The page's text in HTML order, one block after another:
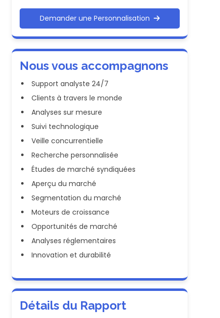
Demander une Personnalisation
Nous vous accompagnons
Support analyste 24/7
Clients à travers le monde
Analyses sur mesure
Suivi technologique
Veille concurrentielle
Recherche personnalisée
Études de marché syndiquées
Aperçu du marché
Segmentation du marché
Moteurs de croissance
Opportunités de marché
Analyses réglementaires
Innovation et durabilité
Détails du Rapport